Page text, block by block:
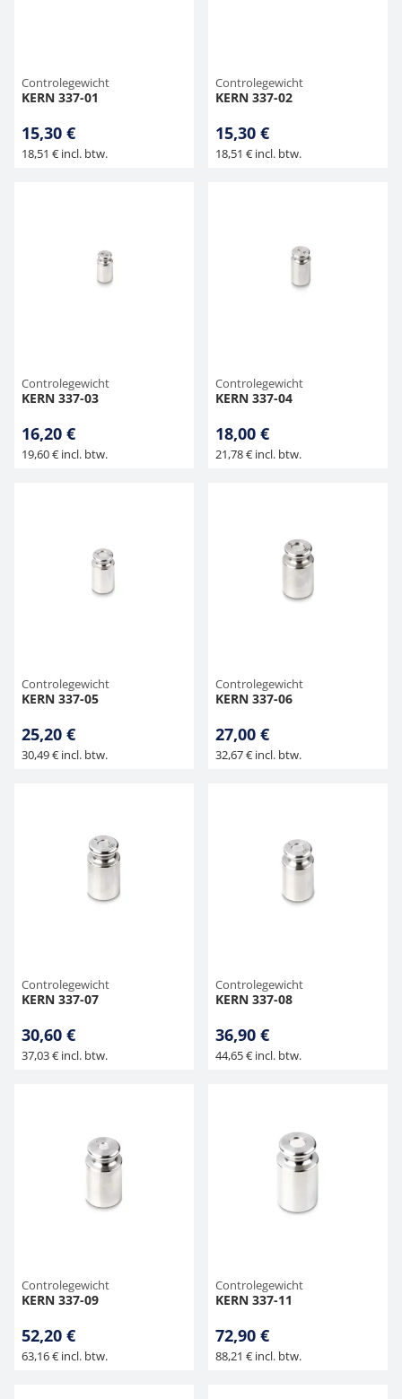
Controlegewicht
KERN 337-01
15,30 €
18,51 € incl. btw.
Controlegewicht
KERN 337-02
15,30 €
18,51 € incl. btw.
Controlegewicht
KERN 337-03
16,20 €
19,60 € incl. btw.
Controlegewicht
KERN 337-04
18,00 €
21,78 € incl. btw.
Controlegewicht
KERN 337-05
25,20 €
30,49 € incl. btw.
Controlegewicht
KERN 337-06
27,00 €
32,67 € incl. btw.
Controlegewicht
KERN 337-07
30,60 €
37,03 € incl. btw.
Controlegewicht
KERN 337-08
36,90 €
44,65 € incl. btw.
Controlegewicht
KERN 337-09
52,20 €
63,16 € incl. btw.
Controlegewicht
KERN 337-11
72,90 €
88,21 € incl. btw.